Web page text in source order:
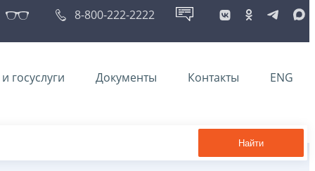
8-800-222-2222
госуслуги Документы Контакты ENG
Найти